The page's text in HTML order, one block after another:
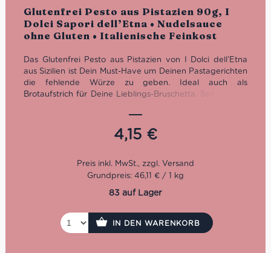
Glutenfrei Pesto aus Pistazien 90g, I
Dolci Sapori dell’Etna • Nudelsauce
ohne Gluten • Italienische Feinkost
Das Glutenfrei Pesto aus Pistazien von I Dolci dell’Etna
aus Sizilien ist Dein Must-Have um Deinen Pastagerichten
die fehlende Würze zu geben.
Ideal auch als
Brotaufstrich für Deine Lieblings-Bruschetta. Seit über 15
sizilianischen Trockenfrüchteexzellente Produkte her. Die
Qualität und Auswahl der besten Pistazien steht an aller
erster Stelle, dass kannst Du an ihren unverkennbaren
4,15 €
Bewertet
mit5.00von
5
Grundpreis: 46,11 € / 1 kg
83 auf Lager
IN DEN WARENKORB